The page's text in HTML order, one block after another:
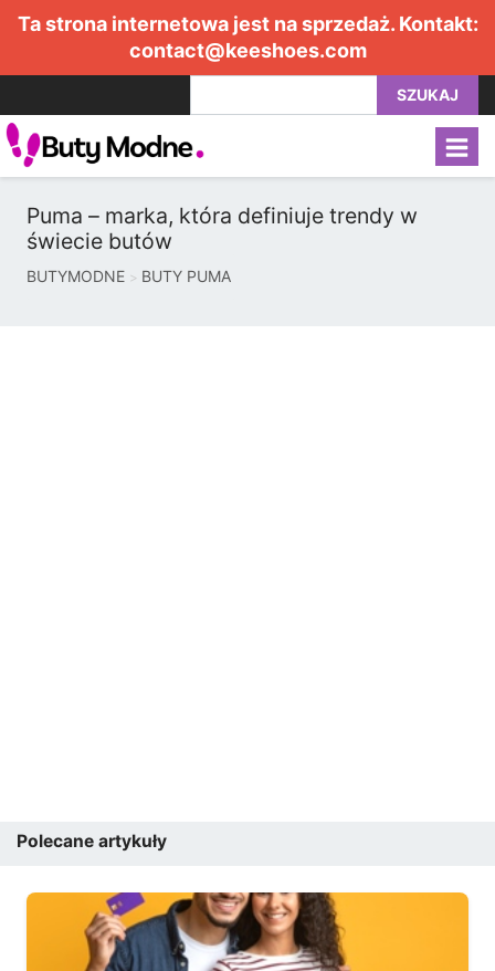
Ta strona internetowa jest na sprzedaż. Kontakt:
contact@keeshoes.com
SZUKAJ
Puma – marka, która definiuje trendy w
świecie butów
BUTYMODNE BUTY PUMA
Polecane artykuły